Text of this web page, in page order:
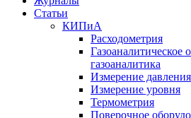
Статьи
КИПиА
Расходометрия
Газоаналитическое
газоаналитика
Измерение давления
Измерение уровня
Термометрия
Поверочное